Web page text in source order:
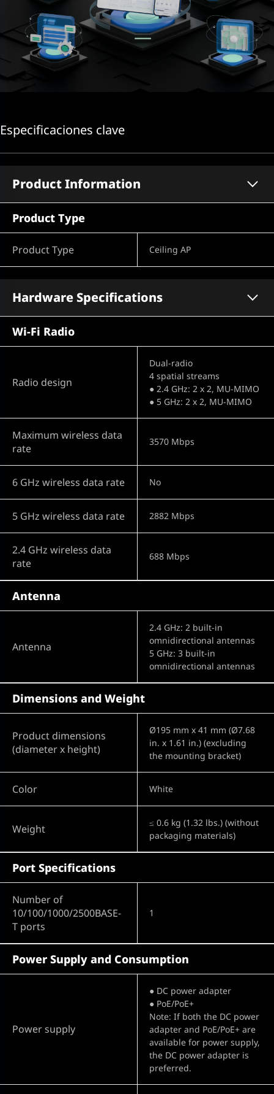
Especificaciones clave
Product Information
Product Type
Product Type Ceiling AP
Hardware Specifications
Wi-Fi Radio
Radio design
Dual-radio
4 spatial streams
● 2.4 GHz: 2 x 2, MU-MIMO
● 5 GHz: 2 x 2, MU-MIMO
Maximum wireless data
rate
3570 Mbps
6 GHz wireless data rate No
5 GHz wireless data rate 2882 Mbps
2.4 GHz wireless data
rate
688 Mbps
Antenna
Antenna
2.4 GHz: 2 built-in
omnidirectional antennas
5 GHz: 3 built-in
omnidirectional antennas
Dimensions and Weight
Product dimensions
(diameter x height)
Ø195 mm x 41 mm (Ø7.68
in. x 1.61 in.) (excluding
the mounting bracket)
Color White
Weight
≤ 0.6 kg (1.32 lbs.) (without
packaging materials)
Port Specifications
Number of
10/100/1000/2500BASE-
T ports
1
Power Supply and Consumption
Power supply
● DC power adapter
● PoE/PoE+
Note: If both the DC power
adapter and PoE/PoE+ are
available for power supply,
the DC power adapter is
preferred.